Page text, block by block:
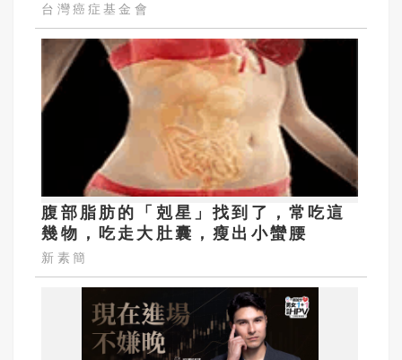
台灣癌症基金會
腹部脂肪的「剋星」找到了，常吃這
幾物，吃走大肚囊，瘦出小蠻腰
新素簡